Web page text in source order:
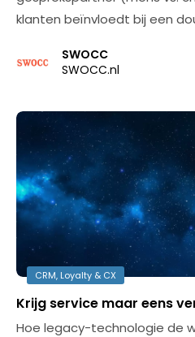
klanten beïnvloedt bij een
SWOCC
SWOCC.nl
CRM, Loyalty & CX
Krijg service maar eens
Hoe legacy-technologie de